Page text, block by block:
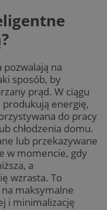
na
sposób, by
prąd. W ciągu
energię,
do pracy
chłodzenia domu.
lub przekazywane
w momencie, gdy
a
wzrasta. To
maksymalne
i minimalizację